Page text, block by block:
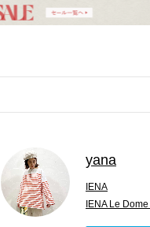
yana
IENA
IENA Le